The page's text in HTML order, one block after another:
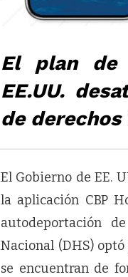
El plan de
EE.UU.
de derechos
El Gobierno de EE.
la aplicación CBP
autodeportación
Nacional (DHS)
se encuentran de